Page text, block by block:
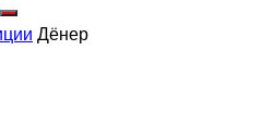
Дёнер